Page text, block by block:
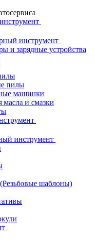
инструмент
и зарядные устройства
пилы
машинки
и смазки
инструмент
шаблоны)